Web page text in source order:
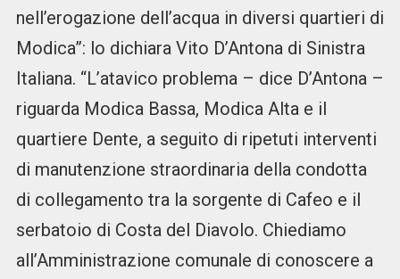
nell’erogazione dell’acqua in diversi quartieri di
Modica”: lo dichiara Vito D’Antona di Sinistra
Italiana. “L’atavico problema – dice D’Antona –
riguarda Modica Bassa, Modica Alta e il
quartiere Dente, a seguito di ripetuti interventi
di manutenzione straordinaria della condotta
di collegamento tra la sorgente di Cafeo e il
serbatoio di Costa del Diavolo. Chiediamo
all’Amministrazione comunale di conoscere a